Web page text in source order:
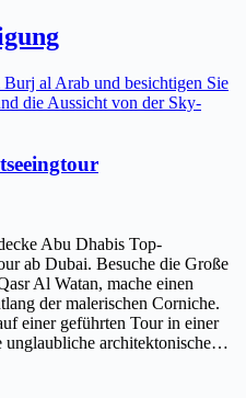
al Arab und besichtigen Sie
die Aussicht von der Sky-
Abu Dhabis Top-
ab Dubai. Besuche die Große
Al Watan, mache einen
der malerischen Corniche.
einer geführten Tour in einer
unglaubliche architektonische…